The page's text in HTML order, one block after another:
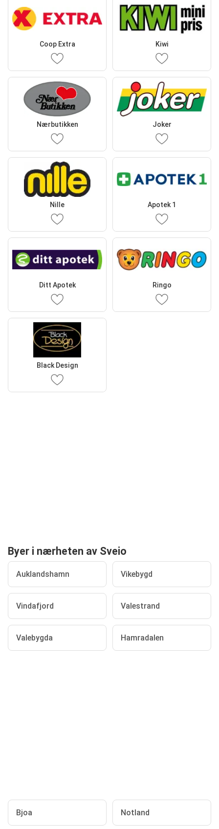
Coop Extra Kiwi
Nærbutikken Joker
Nille Apotek 1
Ditt Apotek Ringo
Black Design
Byer i nærheten av Sveio
Auklandshamn Vikebygd
Vindafjord Valestrand
Valebygda Hamradalen
Bjoa Notland